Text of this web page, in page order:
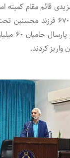
قائم مقام کمیته
گفت: ۴۸٠٠ یتیم و ۶۷٠٠
محسنین
کردند.